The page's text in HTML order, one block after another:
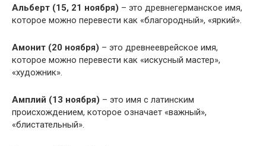
Альберт (15, 21 ноября) – это древнегерманское имя,
которое можно перевести как «благородный», «яркий».
Амонит (20 ноября) – это древнееврейское имя,
которое можно перевести как «искусный мастер»,
«художник».
Амплий (13 ноября) – это имя с латинским
происхождением, которое означает «важный»,
«блистательный».